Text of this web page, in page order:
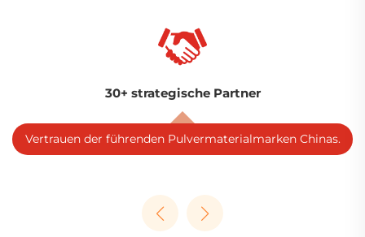
30+ strategische Partner
Vertrauen der führenden Pulvermaterialmarken Chinas.